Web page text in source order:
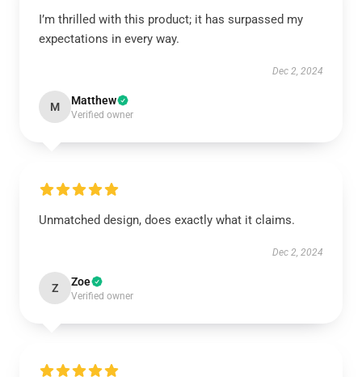
I’m thrilled with this product; it has surpassed my
expectations in every way.
Dec 2, 2024
M Matthew
Verified owner
Unmatched design, does exactly what it claims.
Dec 2, 2024
Z Zoe
Verified owner